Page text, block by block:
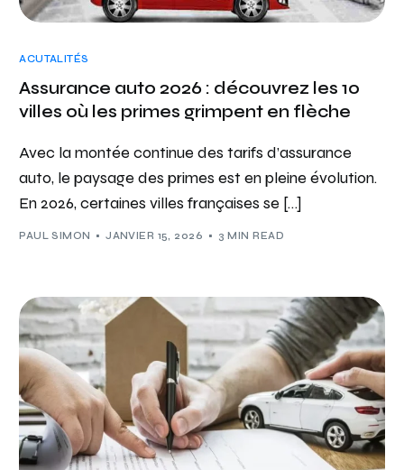
ACUTALITÉS
Assurance auto 2026 : découvrez les 10
villes où les primes grimpent en flèche
Avec la montée continue des tarifs d’assurance
auto, le paysage des primes est en pleine évolution.
En 2026, certaines villes françaises se […]
PAUL SIMON JANVIER 15, 2026 3 MIN READ